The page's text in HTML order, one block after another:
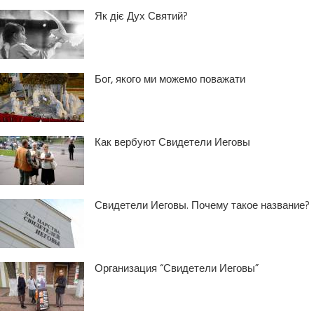
Як діє Дух Святий?
Бог, якого ми можемо поважати
Как вербуют Свидетели Иеговы
Свидетели Иеговы. Почему такое название?
Организация “Свидетели Иеговы”